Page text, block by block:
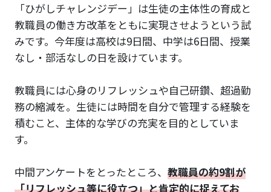
「ひがしチャレンジデー」は生徒の主体性の育成と
教職員の働き方改革をともに実現させようという試
みです。今年度は高校は9日間、中学は6日間、授業
なし・部活なしの日を設けています。
教職員には心身のリフレッシュや自己研鑽、超過勤
務の縮減を。生徒には時間を自分で管理する経験を
積むこと、主体的な学びの充実を目的としていま
す。
中間アンケートをとったところ、 教職員の約9割が
「リフレッシュ等に役立つ」と肯定的に捉えてお